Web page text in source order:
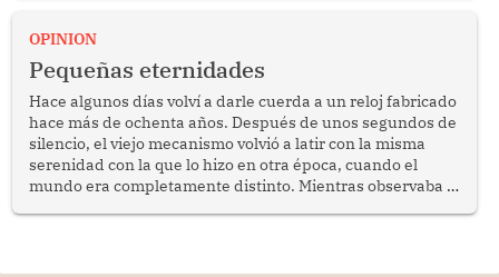
bimestrales el subsidio que reciben los beneficiarios del
reflexionar sobre la importancia de fortalecer las políticas
públicas dirigidas a los adultos mayores en pobreza.
OPINION
Pequeñas eternidades
Hace algunos días volví a darle cuerda a un reloj fabricado
hace más de ochenta años. Después de unos segundos de
silencio, el viejo mecanismo volvió a latir con la misma
serenidad con la que lo hizo en otra época, cuando el
mundo era completamente distinto. Mientras observaba el